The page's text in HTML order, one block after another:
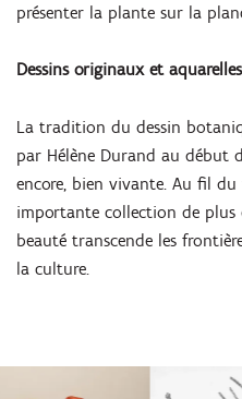
présenter la plante sur la
Dessins originaux et aquarelles
La tradition du dessin
par Hélène Durand au début
encore, bien vivante. Au fil du
importante collection de
beauté transcende les
la culture.
Zoom
in